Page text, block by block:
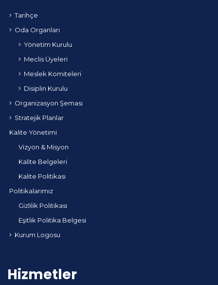
Tarihçe
Oda Organları
Yönetim Kurulu
Meclis Üyeleri
Meslek Komiteleri
Disiplin Kurulu
Organizasyon Şeması
Stratejik Planlar
Kalite Yönetimi
Vizyon & Misyon
Kalite Belgeleri
Kalite Politikası
Politikalarımız
Gizlilik Politikası
Eşitlik Politika Belgesi
Kurum Logosu
Hizmetler